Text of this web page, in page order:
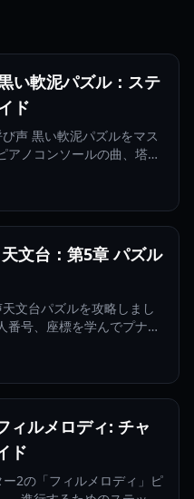
い軟泥パズル：ステ
ド
声 黒い軟泥パズルをマス
アノコンソールの曲、塔の
文台：第5章 パズル
文台パズルを攻略しまし
番号、座標を学んでプナコ
ルメロディ: チャ
ド
2の「フィルメロディ」ピ